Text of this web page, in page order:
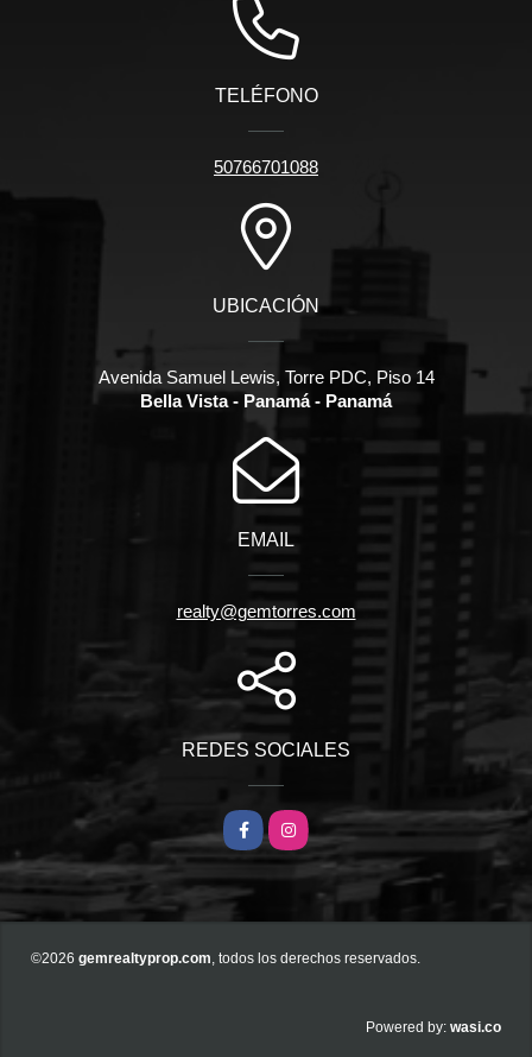
TELÉFONO
50766701088
UBICACIÓN
Avenida Samuel Lewis, Torre PDC, Piso 14
Bella Vista - Panamá - Panamá
EMAIL
realty@gemtorres.com
REDES SOCIALES
FacebookInstagram
©2026 gemrealtyprop.com, todos los derechos reservados.
Powered by: wasi.co